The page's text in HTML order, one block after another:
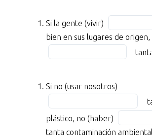
Si
(haber)
BLANK
11
menos
contaminación,
(tener)
blank
of
11
Si la gente (vivir) Fill
in
the
blank
11
bien en sus lugares de
Si no (usar nosotros)
the
blank
9
plástico, no (haber) Fill
in
tanta contaminación